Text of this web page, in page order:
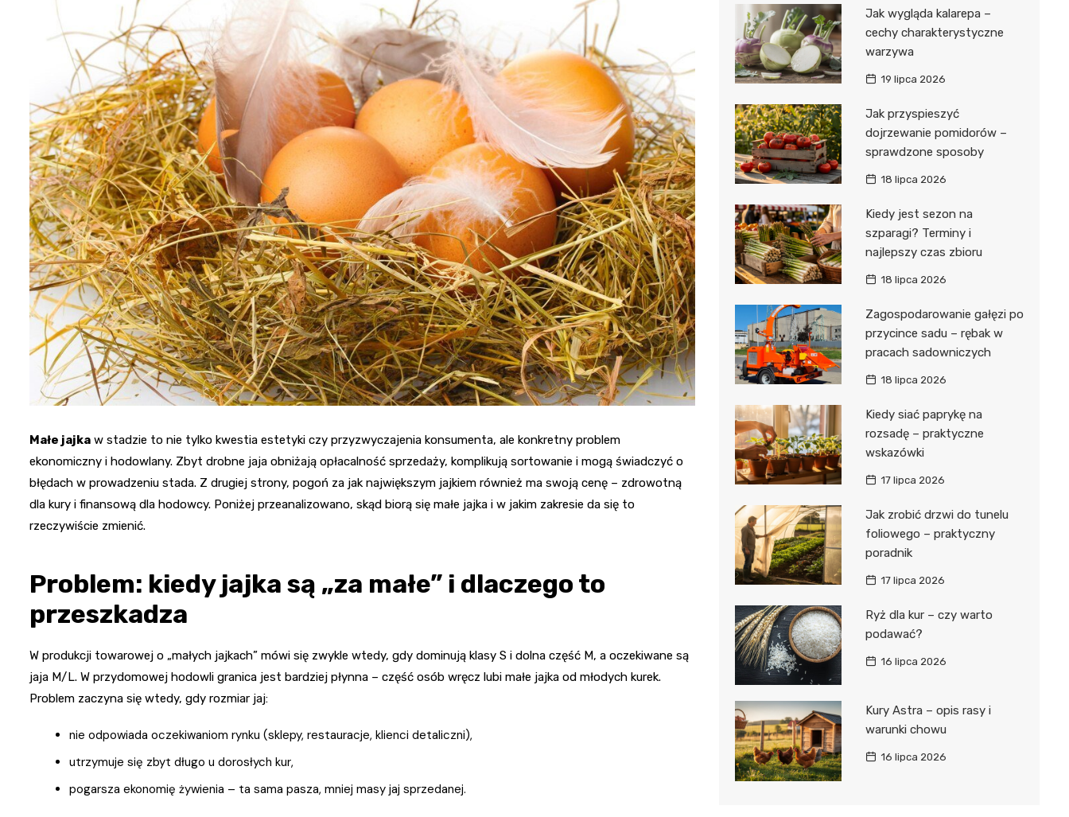
Małe jajka w stadzie to nie tylko kwestia estetyki czy przyzwyczajenia konsumenta, ale konkretny problem
ekonomiczny i hodowlany. Zbyt drobne jaja obniżają opłacalność sprzedaży, komplikują sortowanie i mogą świadczyć o
błędach w prowadzeniu stada. Z drugiej strony, pogoń za jak największym jajkiem również ma swoją cenę – zdrowotną
dla kury i finansową dla hodowcy. Poniżej przeanalizowano, skąd biorą się małe jajka i w jakim zakresie da się to
rzeczywiście zmienić.
Problem: kiedy jajka są „za małe” i dlaczego to
przeszkadza
W produkcji towarowej o „małych jajkach” mówi się zwykle wtedy, gdy dominują klasy S i dolna część M, a oczekiwane są
jaja M/L. W przydomowej hodowli granica jest bardziej płynna – część osób wręcz lubi małe jajka od młodych kurek.
Problem zaczyna się wtedy, gdy rozmiar jaj:
nie odpowiada oczekiwaniom rynku (sklepy, restauracje, klienci detaliczni),
utrzymuje się zbyt długo u dorosłych kur,
pogarsza ekonomię żywienia – ta sama pasza, mniej masy jaj sprzedanej.
Jak wygląda kalarepa –
cechy charakterystyczne
warzywa
19 lipca 2026
Jak przyspieszyć
dojrzewanie pomidorów –
sprawdzone sposoby
18 lipca 2026
Kiedy jest sezon na
szparagi? Terminy i
najlepszy czas zbioru
18 lipca 2026
Zagospodarowanie gałęzi po
przycince sadu – rębak w
pracach sadowniczych
18 lipca 2026
Kiedy siać paprykę na
rozsadę – praktyczne
wskazówki
17 lipca 2026
Jak zrobić drzwi do tunelu
foliowego – praktyczny
poradnik
17 lipca 2026
Ryż dla kur – czy warto
podawać?
16 lipca 2026
Kury Astra – opis rasy i
warunki chowu
16 lipca 2026